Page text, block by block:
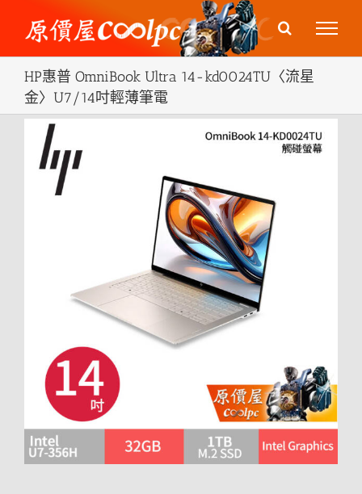
content
HP惠普 OmniBook Ultra 14-kd0024TU〈流星
金〉U7/14吋輕薄筆電
View
Larger
Image